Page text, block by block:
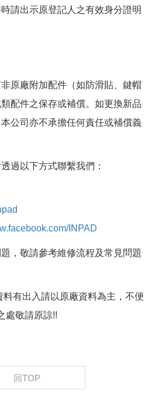
請出示原登記人之有效身分證明
原廠附加配件（如防滑貼、鍵帽
配件之保存或補償。如更換新品
公司亦不承擔任何責任或補償義
過以下方式聯繫我們：
INPAD
，敬請參考維修流程及常見問題
有出入請以原廠資料為主，不便
處敬請原諒!!
回TOP